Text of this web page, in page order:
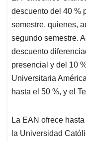
descuento del 40 %
semestre, quienes,
segundo semestre.
descuento
presencial y del 10
Universitaria
hasta el 50 %, y el
La EAN ofrece
la Universidad